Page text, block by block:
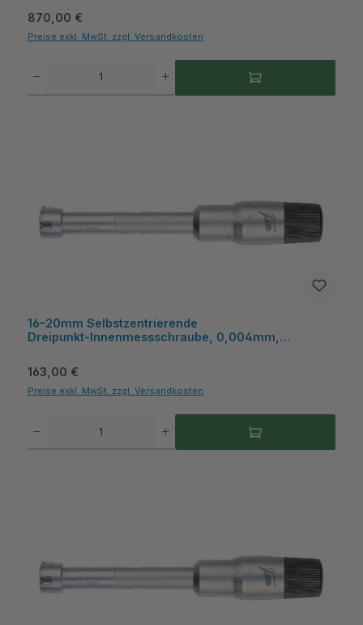
Regulärer Preis:
870,00 €
Preise exkl. MwSt. zzgl. Versandkosten
16–20mm Selbstzentrierende
Dreipunkt‑Innenmessschraube, 0,004mm,
Regulärer Preis:
163,00 €
Preise exkl. MwSt. zzgl. Versandkosten